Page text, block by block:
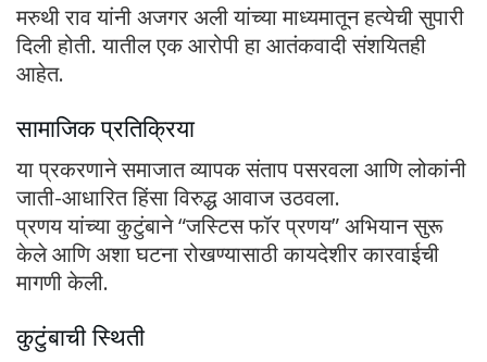
मरुथी राव यांनी अजगर अली यांच्या माध्यमातून हत्येची सुपारी
दिली होती. यातील एक आरोपी हा आतंकवादी संशयितही
आहेत.
सामाजिक प्रतिक्रिया
या प्रकरणाने समाजात व्यापक संताप पसरवला आणि लोकांनी
जाती-आधारित हिंसा विरुद्ध आवाज उठवला.
प्रणय यांच्या कुटुंबाने “जस्टिस फॉर प्रणय” अभियान सुरू
केले आणि अशा घटना रोखण्यासाठी कायदेशीर कारवाईची
मागणी केली.
कुटुंबाची स्थिती